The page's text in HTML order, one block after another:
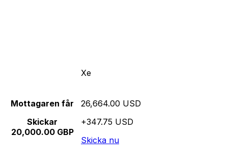
Xe
Mottagaren får
Skickar
20,000.00 GBP
26,664.00 USD
+347.75 USD
Skicka nu